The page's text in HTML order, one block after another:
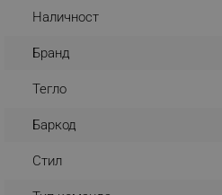
Наличност
Бранд
Тегло
Баркод
Стил